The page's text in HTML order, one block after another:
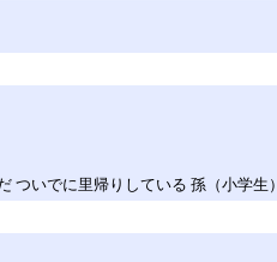
いでに里帰りしている 孫（小学生）